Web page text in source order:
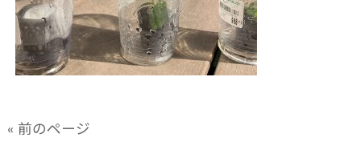
« 前のページ